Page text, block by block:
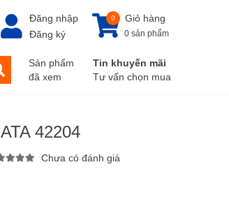
Đăng nhập
Đăng ký
Giỏ hàng
0
0 sản phẩm
Sản phẩm
đã xem
Tin khuyến mãi
Tư vấn chọn mua
42204
Chưa có đánh giá